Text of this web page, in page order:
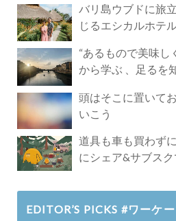
バリ島ウブドに旅
じるエシカルホテ
“あるもので美味し
から学ぶ 、足るを
頭はそこに置いて
いこう
道具も車も買わず
にシェア&サブス
EDITOR’S PICKS #ワーケ